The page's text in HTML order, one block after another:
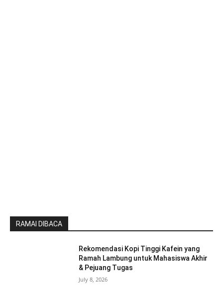
RAMAI DIBACA
Rekomendasi Kopi Tinggi Kafein yang
Ramah Lambung untuk Mahasiswa Akhir
& Pejuang Tugas
July 8, 2026